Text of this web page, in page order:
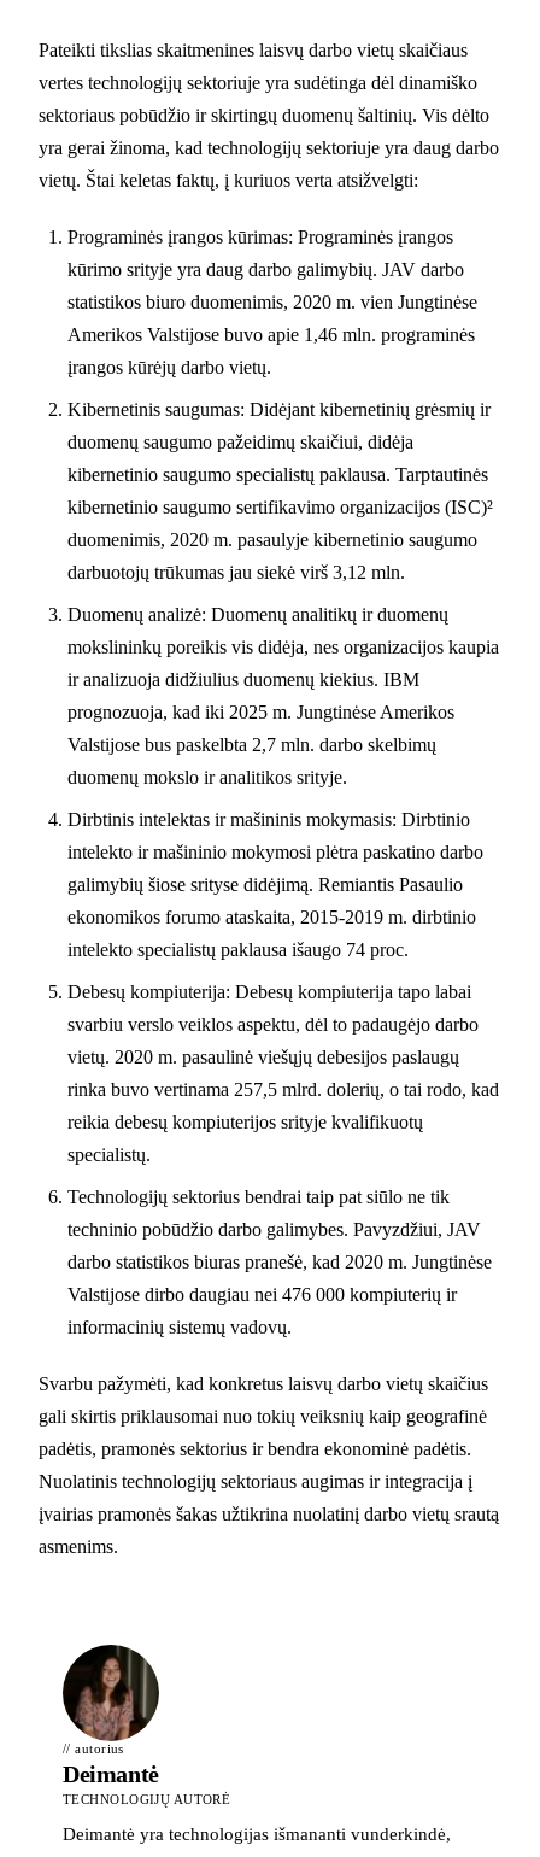
Pateikti tikslias skaitmenines laisvų darbo vietų skaičiaus
vertes technologijų sektoriuje yra sudėtinga dėl dinamiško
sektoriaus pobūdžio ir skirtingų duomenų šaltinių. Vis dėlto
yra gerai žinoma, kad technologijų sektoriuje yra daug darbo
vietų. Štai keletas faktų, į kuriuos verta atsižvelgti:
Programinės įrangos kūrimas: Programinės įrangos
kūrimo srityje yra daug darbo galimybių. JAV darbo
statistikos biuro duomenimis, 2020 m. vien Jungtinėse
Amerikos Valstijose buvo apie 1,46 mln. programinės
įrangos kūrėjų darbo vietų.
Kibernetinis saugumas: Didėjant kibernetinių grėsmių ir
duomenų saugumo pažeidimų skaičiui, didėja
kibernetinio saugumo specialistų paklausa. Tarptautinės
kibernetinio saugumo sertifikavimo organizacijos (ISC)²
duomenimis, 2020 m. pasaulyje kibernetinio saugumo
darbuotojų trūkumas jau siekė virš 3,12 mln.
Duomenų analizė: Duomenų analitikų ir duomenų
mokslininkų poreikis vis didėja, nes organizacijos kaupia
ir analizuoja didžiulius duomenų kiekius. IBM
prognozuoja, kad iki 2025 m. Jungtinėse Amerikos
Valstijose bus paskelbta 2,7 mln. darbo skelbimų
duomenų mokslo ir analitikos srityje.
Dirbtinis intelektas ir mašininis mokymasis: Dirbtinio
intelekto ir mašininio mokymosi plėtra paskatino darbo
galimybių šiose srityse didėjimą. Remiantis Pasaulio
ekonomikos forumo ataskaita, 2015-2019 m. dirbtinio
intelekto specialistų paklausa išaugo 74 proc.
Debesų kompiuterija: Debesų kompiuterija tapo labai
svarbiu verslo veiklos aspektu, dėl to padaugėjo darbo
vietų. 2020 m. pasaulinė viešųjų debesijos paslaugų
rinka buvo vertinama 257,5 mlrd. dolerių, o tai rodo, kad
reikia debesų kompiuterijos srityje kvalifikuotų
specialistų.
Technologijų sektorius bendrai taip pat siūlo ne tik
techninio pobūdžio darbo galimybes. Pavyzdžiui, JAV
darbo statistikos biuras pranešė, kad 2020 m. Jungtinėse
Valstijose dirbo daugiau nei 476 000 kompiuterių ir
informacinių sistemų vadovų.
Svarbu pažymėti, kad konkretus laisvų darbo vietų skaičius
gali skirtis priklausomai nuo tokių veiksnių kaip geografinė
padėtis, pramonės sektorius ir bendra ekonominė padėtis.
Nuolatinis technologijų sektoriaus augimas ir integracija į
įvairias pramonės šakas užtikrina nuolatinį darbo vietų srautą
asmenims.
// autorius
Deimantė
TECHNOLOGIJŲ AUTORĖ
Deimantė yra technologijas išmananti vunderkindė,